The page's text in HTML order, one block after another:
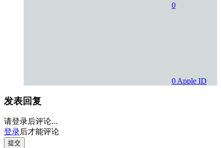
0
0 Apple ID
发表回复
请登录后评论...
登录后才能评论
提交